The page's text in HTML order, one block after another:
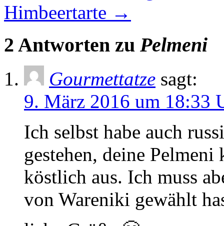
Himbeertarte →
2 Antworten zu Pelmeni
Gourmettatze sagt:
9. März 2016 um 18:33
Ich selbst habe auch
gestehen, deine
köstlich aus. Ich muss
von Wareniki gewählt